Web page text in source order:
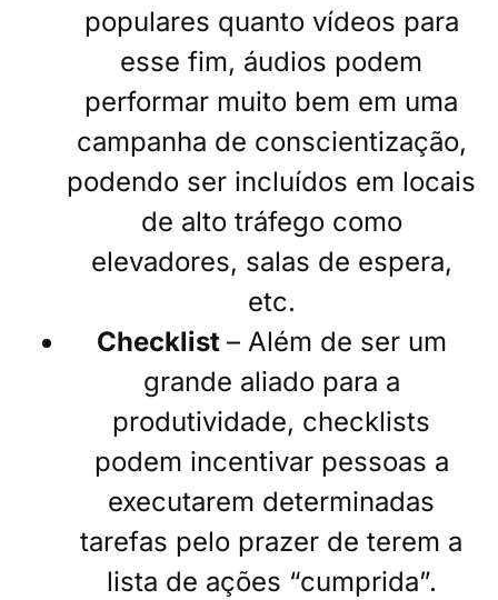
populares quanto vídeos para
esse fim, áudios podem
performar muito bem em uma
campanha de conscientização,
podendo ser incluídos em locais
de alto tráfego como
elevadores, salas de espera,
etc.
Checklist – Além de ser um
grande aliado para a
produtividade, checklists
podem incentivar pessoas a
executarem determinadas
tarefas pelo prazer de terem a
lista de ações “cumprida”.